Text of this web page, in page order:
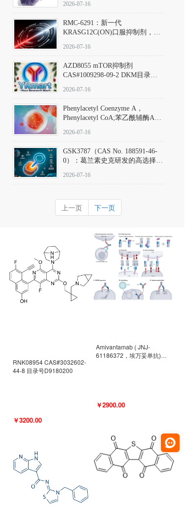
Hydrochloride实验方法步骤SOP
2026-07-16
RMC-6291：新一代
KRASG12C(ON)口服抑制剂，
(Elironrasib)CAS#2641998-63-0
2026-07-16
AZD8055 mTOR抑制剂
CAS#1009298-09-2 DKM目录号
激酶抑制剂的深度剖析
2026-07-16
Phenylacetyl Coenzyme A，
Phenylacetyl CoA;苯乙酰辅酶A
2026-07-16
GSK3787（CAS No. 188591-46-
0）：葛兰素史克研发的高选择
抗剂，被广泛视为研究PPARδ核
靶点药理机制的金标准化学探
针。
2026-07-16
上一页 下一页
RNK08954 CAS#3032602-
44-8 目录号D9180200
￥3200.00
Amivantamab ( JNJ-
61186372，埃万妥单抗)
￥2900.00